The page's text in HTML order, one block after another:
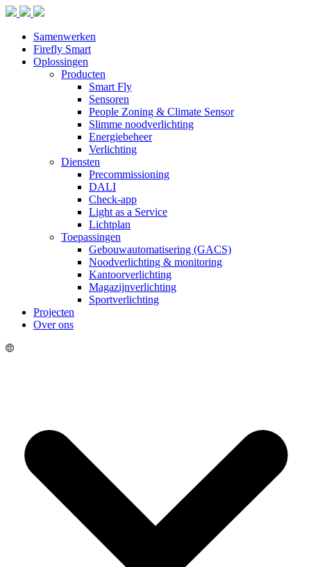
Samenwerken
Firefly Smart
Oplossingen
Producten
Smart Fly
Sensoren
People Zoning & Climate Sensor
Slimme noodverlichting
Energiebeheer
Verlichting
Diensten
Precommissioning
DALI
Check-app
Light as a Service
Lichtplan
Toepassingen
Gebouwautomatisering (GACS)
Noodverlichting & monitoring
Kantoorverlichting
Magazijnverlichting
Sportverlichting
Projecten
Over ons